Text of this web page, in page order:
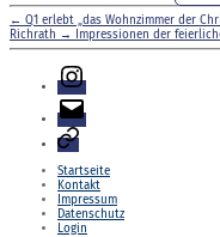
← Q1 erlebt „das Wohnzimmer der
Richrath → Impressionen der
Instagram
E-
Mail
Login
Startseite
Kontakt
Impressum
Datenschutz
Login